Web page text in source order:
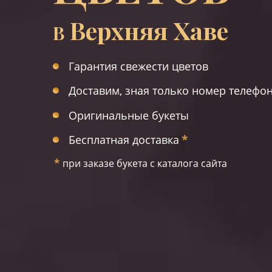
В Верхняя Хаве
Гарантия свежести цветов
Доставим, зная только номер
Оригинальные букеты
Бесплатная доставка *
* при заказе букета с каталога сайта